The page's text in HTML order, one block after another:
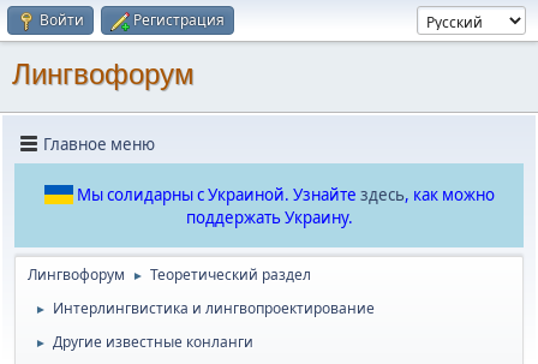
Войти Регистрация
Лингвофорум
Главное меню
Мы солидарны с Украиной. Узнайте здесь, как можно
поддержать Украину.
Лингвофорум ► Теоретический раздел
► Интерлингвистика и лингвопроектирование
► Другие известные конланги